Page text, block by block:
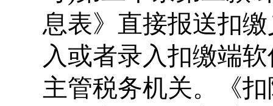
息表》直接报送扣
入或者录入扣缴端
主管税务机关。《